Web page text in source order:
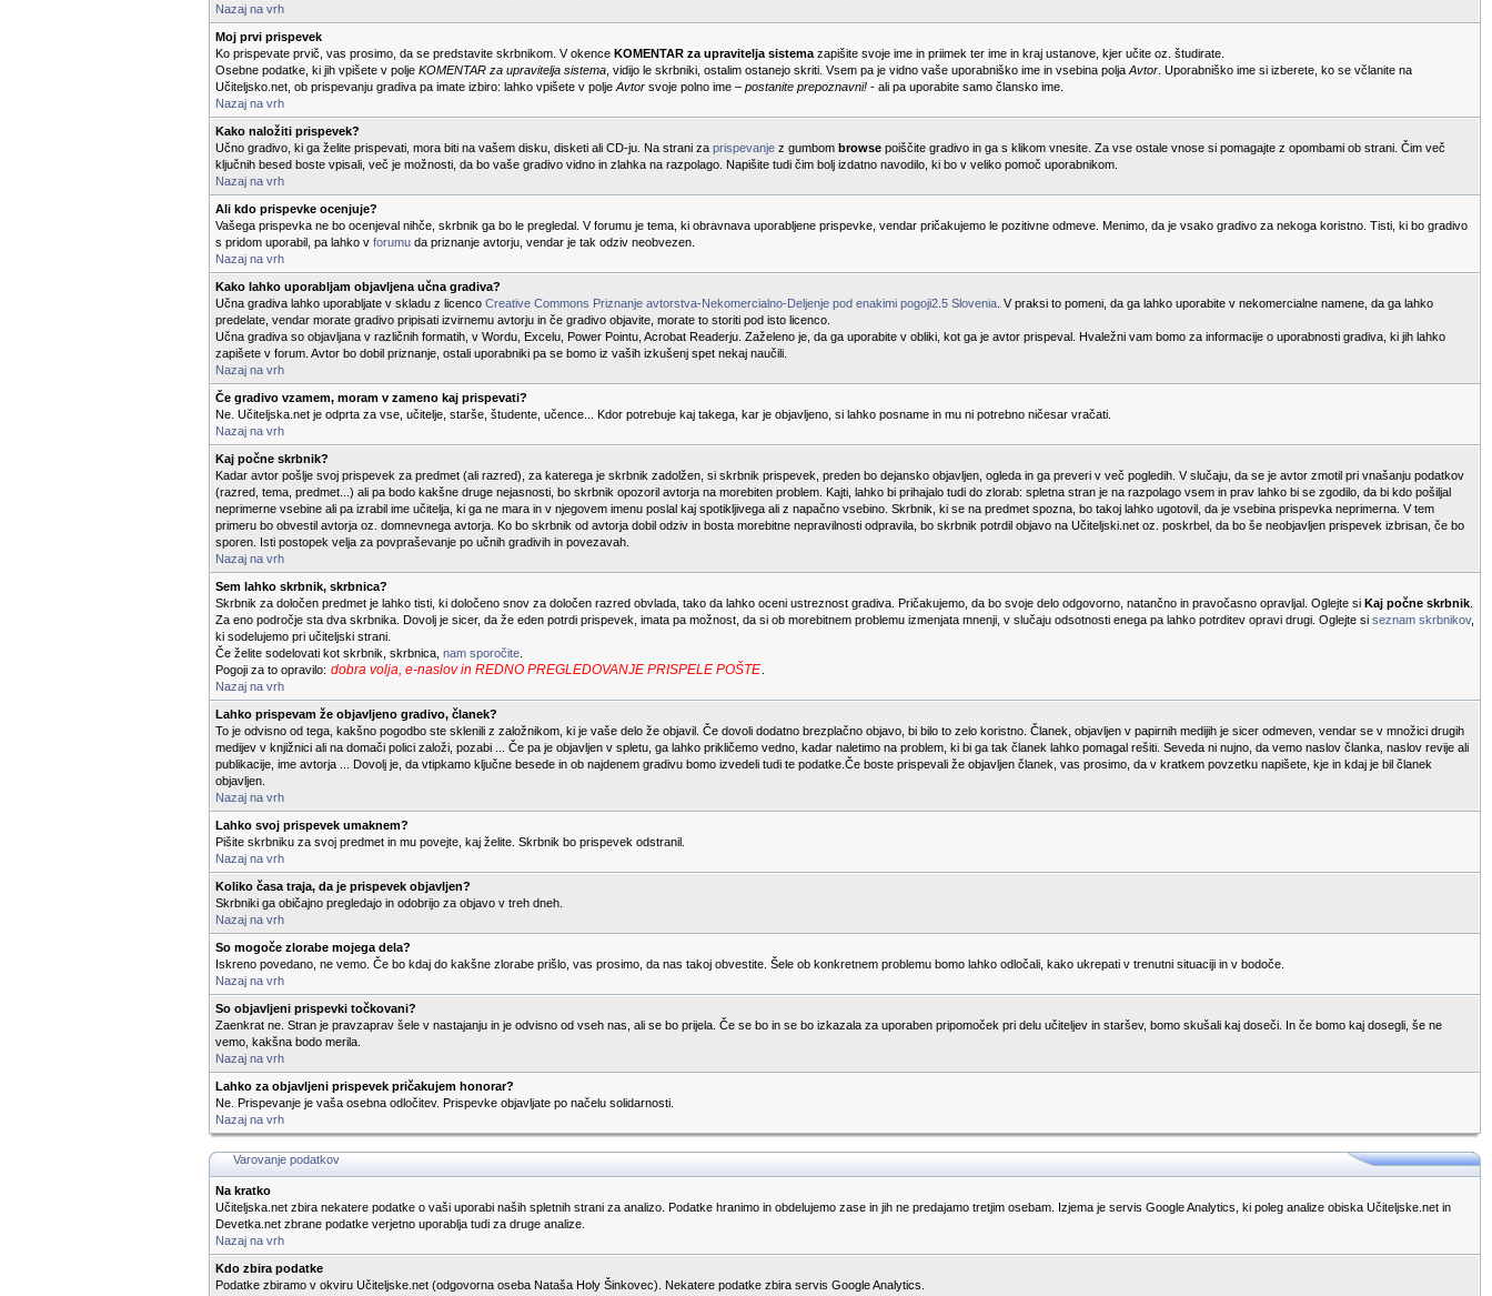
Nazaj na vrh
Moj prvi prispevek
Ko prispevate prvič, vas prosimo, da se predstavite skrbnikom. V okence KOMENTAR za upravitelja sistema zapišite svoje ime in priimek ter ime in kraj ustanove, kjer učite oz. študirate.
Osebne podatke, ki jih vpišete v polje KOMENTAR za upravitelja sistema , vidijo le skrbniki, ostalim ostanejo skriti. Vsem pa je vidno vaše uporabniško ime in vsebina polja Avtor . Uporabniško ime si izberete, ko se včlanite na
Učiteljsko.net, ob prispevanju gradiva pa imate izbiro: lahko vpišete v polje Avtor svoje polno ime – postanite prepoznavni! - ali pa uporabite samo člansko ime.
Nazaj na vrh
Kako naložiti prispevek?
Učno gradivo, ki ga želite prispevati, mora biti na vašem disku, disketi ali CD-ju. Na strani za prispevanje z gumbom browse poiščite gradivo in ga s klikom vnesite. Za vse ostale vnose si pomagajte z opombami ob strani. Čim več
ključnih besed boste vpisali, več je možnosti, da bo vaše gradivo vidno in zlahka na razpolago. Napišite tudi čim bolj izdatno navodilo, ki bo v veliko pomoč uporabnikom.
Nazaj na vrh
Ali kdo prispevke ocenjuje?
Vašega prispevka ne bo ocenjeval nihče, skrbnik ga bo le pregledal. V forumu je tema, ki obravnava uporabljene prispevke, vendar pričakujemo le pozitivne odmeve. Menimo, da je vsako gradivo za nekoga koristno. Tisti, ki bo gradivo
s pridom uporabil, pa lahko v forumu da priznanje avtorju, vendar je tak odziv neobvezen.
Nazaj na vrh
Kako lahko uporabljam objavljena učna gradiva?
Učna gradiva lahko uporabljate v skladu z licenco Creative Commons Priznanje avtorstva-Nekomercialno-Deljenje pod enakimi pogoji2.5 Slovenia . V praksi to pomeni, da ga lahko uporabite v nekomercialne namene, da ga lahko
predelate, vendar morate gradivo pripisati izvirnemu avtorju in če gradivo objavite, morate to storiti pod isto licenco.
Učna gradiva so objavljana v različnih formatih, v Wordu, Excelu, Power Pointu, Acrobat Readerju. Zaželeno je, da ga uporabite v obliki, kot ga je avtor prispeval. Hvaležni vam bomo za informacije o uporabnosti gradiva, ki jih lahko
zapišete v forum. Avtor bo dobil priznanje, ostali uporabniki pa se bomo iz vaših izkušenj spet nekaj naučili.
Nazaj na vrh
Če gradivo vzamem, moram v zameno kaj prispevati?
Ne. Učiteljska.net je odprta za vse, učitelje, starše, študente, učence... Kdor potrebuje kaj takega, kar je objavljeno, si lahko posname in mu ni potrebno ničesar vračati.
Nazaj na vrh
Kaj počne skrbnik?
Kadar avtor pošlje svoj prispevek za predmet (ali razred), za katerega je skrbnik zadolžen, si skrbnik prispevek, preden bo dejansko objavljen, ogleda in ga preveri v več pogledih. V slučaju, da se je avtor zmotil pri vnašanju podatkov
(razred, tema, predmet...) ali pa bodo kakšne druge nejasnosti, bo skrbnik opozoril avtorja na morebiten problem. Kajti, lahko bi prihajalo tudi do zlorab: spletna stran je na razpolago vsem in prav lahko bi se zgodilo, da bi kdo pošiljal
neprimerne vsebine ali pa izrabil ime učitelja, ki ga ne mara in v njegovem imenu poslal kaj spotikljivega ali z napačno vsebino. Skrbnik, ki se na predmet spozna, bo takoj lahko ugotovil, da je vsebina prispevka neprimerna. V tem
primeru bo obvestil avtorja oz. domnevnega avtorja. Ko bo skrbnik od avtorja dobil odziv in bosta morebitne nepravilnosti odpravila, bo skrbnik potrdil objavo na Učiteljski.net oz. poskrbel, da bo še neobjavljen prispevek izbrisan, če bo
sporen. Isti postopek velja za povpraševanje po učnih gradivih in povezavah.
Nazaj na vrh
Sem lahko skrbnik, skrbnica?
Skrbnik za določen predmet je lahko tisti, ki določeno snov za določen razred obvlada, tako da lahko oceni ustreznost gradiva. Pričakujemo, da bo svoje delo odgovorno, natančno in pravočasno opravljal. Oglejte si Kaj počne skrbnik
Za eno področje sta dva skrbnika. Dovolj je sicer, da že eden potrdi prispevek, imata pa možnost, da si ob morebitnem problemu izmenjata mnenji, v slučaju odsotnosti enega pa lahko potrditev opravi drugi. Oglejte si seznam skrbnikov,
ki sodelujemo pri učiteljski strani.
Če želite sodelovati kot skrbnik, skrbnica, nam sporočite
Pogoji za to opravilo: dobra volja, e-naslov in REDNO PREGLEDOVANJE PRISPELE POŠTE
Nazaj na vrh
Lahko prispevam že objavljeno gradivo, članek?
To je odvisno od tega, kakšno pogodbo ste sklenili z založnikom, ki je vaše delo že objavil. Če dovoli dodatno brezplačno objavo, bi bilo to zelo koristno. Članek, objavljen v papirnih medijih je sicer odmeven, vendar se v množici drugih
medijev v knjižnici ali na domači polici založi, pozabi ... Če pa je objavljen v spletu, ga lahko prikličemo vedno, kadar naletimo na problem, ki bi ga tak članek lahko pomagal rešiti. Seveda ni nujno, da vemo naslov članka, naslov revije ali
publikacije, ime avtorja ... Dovolj je, da vtipkamo ključne besede in ob najdenem gradivu bomo izvedeli tudi te podatke.Če boste prispevali že objavljen članek, vas prosimo, da v kratkem povzetku napišete, kje in kdaj je bil članek
objavljen.
Nazaj na vrh
Lahko svoj prispevek umaknem?
Pišite skrbniku za svoj predmet in mu povejte, kaj želite. Skrbnik bo prispevek odstranil.
Nazaj na vrh
Koliko časa traja, da je prispevek objavljen?
Skrbniki ga običajno pregledajo in odobrijo za objavo v treh dneh.
Nazaj na vrh
So mogoče zlorabe mojega dela?
Iskreno povedano, ne vemo. Če bo kdaj do kakšne zlorabe prišlo, vas prosimo, da nas takoj obvestite. Šele ob konkretnem problemu bomo lahko odločali, kako ukrepati v trenutni situaciji in v bodoče.
Nazaj na vrh
So objavljeni prispevki točkovani?
Zaenkrat ne. Stran je pravzaprav šele v nastajanju in je odvisno od vseh nas, ali se bo prijela. Če se bo in se bo izkazala za uporaben pripomoček pri delu učiteljev in staršev, bomo skušali kaj doseči. In če bomo kaj dosegli, še ne
vemo, kakšna bodo merila.
Nazaj na vrh
Lahko za objavljeni prispevek pričakujem honorar?
Ne. Prispevanje je vaša osebna odločitev. Prispevke objavljate po načelu solidarnosti.
Nazaj na vrh
Varovanje podatkov
Na kratko
Učiteljska.net zbira nekatere podatke o vaši uporabi naših spletnih strani za analizo. Podatke hranimo in obdelujemo zase in jih ne predajamo tretjim osebam. Izjema je servis Google Analytics, ki poleg analize obiska Učiteljske.net in
Devetka.net zbrane podatke verjetno uporablja tudi za druge analize.
Nazaj na vrh
Kdo zbira podatke
Podatke zbiramo v okviru Učiteljske.net (odgovorna oseba Nataša Holy Šinkovec). Nekatere podatke zbira servis Google Analytics.